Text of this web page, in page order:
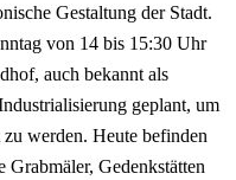
Gestaltung der Stadt.
von 14 bis 15:30 Uhr
auch bekannt als
geplant, um
werden. Heute befinden
Grabmäler, Gedenkstätten